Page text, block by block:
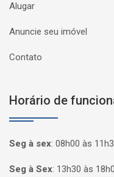
Alugar
Anuncie seu imóvel
Contato
Horário de
Seg à sex: 08h00 às
Seg à Sex: 13h30 às